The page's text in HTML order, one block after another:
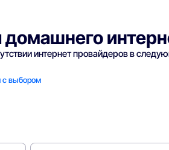
интернет провайдеров в
с выбором